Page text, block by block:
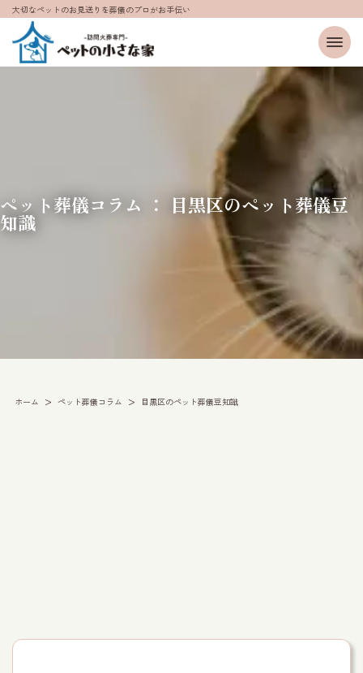
大切なペットのお見送りを葬儀のプロがお手伝い
ペット葬儀コラム ： 目黒区のペット葬儀豆
知識
ホーム > ペット葬儀コラム > 目黒区のペット葬儀豆知識